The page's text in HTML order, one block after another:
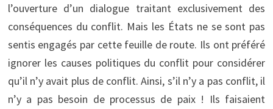
l’ouverture d’un dialogue traitant exclusivement des
conséquences du conflit. Mais les États ne se sont pas
sentis engagés par cette feuille de route. Ils ont préféré
ignorer les causes politiques du conflit pour considérer
qu’il n’y avait plus de conflit. Ainsi, s’il n’y a pas conflit, il
n’y a pas besoin de processus de paix ! Ils faisaient